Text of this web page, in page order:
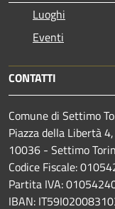
Luoghi
Eventi
CONTATTI
Comune di Settimo
Piazza della Libertà
10036 - Settimo
Codice Fiscale:
Partita IVA:
IBAN: